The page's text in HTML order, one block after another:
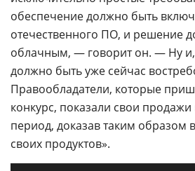
обеспечение должно быть
отечественного ПО, и решение
облачным, — говорит он. — Ну
должно быть уже сейчас
Правообладатели, которые
конкурс, показали свои
период, доказав таким образом
своих продуктов».